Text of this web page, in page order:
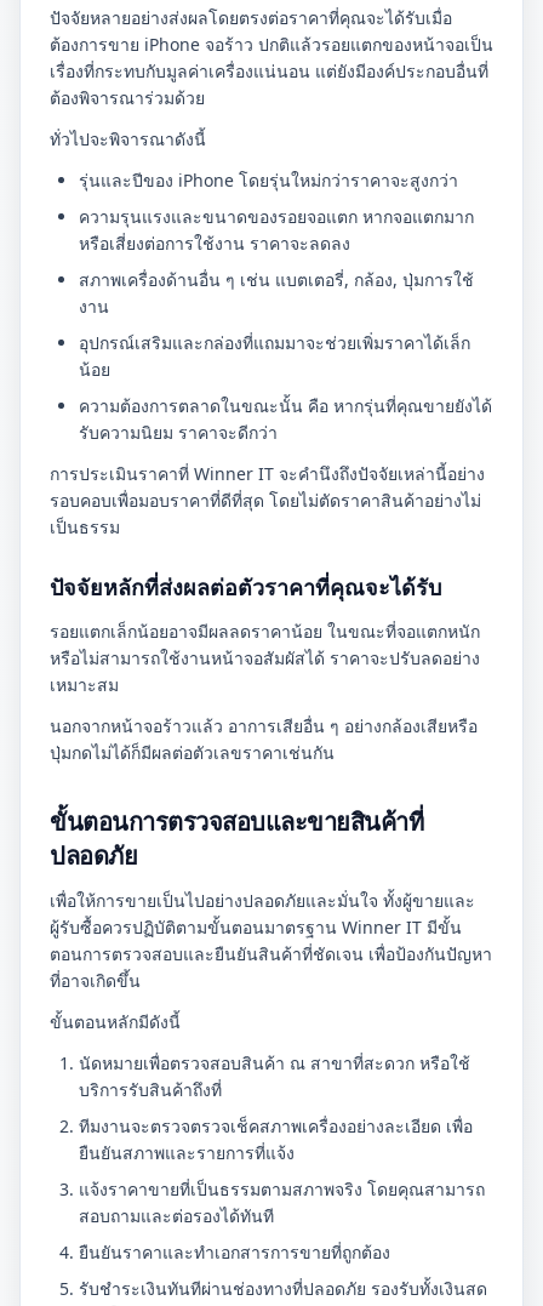
ปัจจัยหลายอย่างส่งผลโดยตรงต่อราคาที่คุณจะได้รับเมื่อ
ต้องการขาย iPhone จอร้าว ปกติแล้วรอยแตกของหน้าจอเป็น
เรื่องที่กระทบกับมูลค่าเครื่องแน่นอน แต่ยังมีองค์ประกอบอื่นที่
ต้องพิจารณาร่วมด้วย
ทั่วไปจะพิจารณาดังนี้
รุ่นและปีของ iPhone โดยรุ่นใหม่กว่าราคาจะสูงกว่า
ความรุนแรงและขนาดของรอยจอแตก หากจอแตกมาก
หรือเสี่ยงต่อการใช้งาน ราคาจะลดลง
สภาพเครื่องด้านอื่น ๆ เช่น แบตเตอรี่, กล้อง, ปุ่มการใช้
งาน
อุปกรณ์เสริมและกล่องที่แถมมาจะช่วยเพิ่มราคาได้เล็ก
น้อย
ความต้องการตลาดในขณะนั้น คือ หากรุ่นที่คุณขายยังได้
รับความนิยม ราคาจะดีกว่า
การประเมินราคาที่ Winner IT จะคำนึงถึงปัจจัยเหล่านี้อย่าง
รอบคอบเพื่อมอบราคาที่ดีที่สุด โดยไม่ตัดราคาสินค้าอย่างไม่
เป็นธรรม
ปัจจัยหลักที่ส่งผลต่อตัวราคาที่คุณจะได้รับ
รอยแตกเล็กน้อยอาจมีผลลดราคาน้อย ในขณะที่จอแตกหนัก
หรือไม่สามารถใช้งานหน้าจอสัมผัสได้ ราคาจะปรับลดอย่าง
เหมาะสม
นอกจากหน้าจอร้าวแล้ว อาการเสียอื่น ๆ อย่างกล้องเสียหรือ
ปุ่มกดไม่ได้ก็มีผลต่อตัวเลขราคาเช่นกัน
ขั้นตอนการตรวจสอบและขายสินค้าที่
ปลอดภัย
เพื่อให้การขายเป็นไปอย่างปลอดภัยและมั่นใจ ทั้งผู้ขายและ
ผู้รับซื้อควรปฏิบัติตามขั้นตอนมาตรฐาน Winner IT มีขั้น
ตอนการตรวจสอบและยืนยันสินค้าที่ชัดเจน เพื่อป้องกันปัญหา
ที่อาจเกิดขึ้น
ขั้นตอนหลักมีดังนี้
นัดหมายเพื่อตรวจสอบสินค้า ณ สาขาที่สะดวก หรือใช้
บริการรับสินค้าถึงที่
ทีมงานจะตรวจตรวจเช็คสภาพเครื่องอย่างละเอียด เพื่อ
ยืนยันสภาพและรายการที่แจ้ง
แจ้งราคาขายที่เป็นธรรมตามสภาพจริง โดยคุณสามารถ
สอบถามและต่อรองได้ทันที
ยืนยันราคาและทำเอกสารการขายที่ถูกต้อง
รับชำระเงินทันทีผ่านช่องทางที่ปลอดภัย รองรับทั้งเงินสด